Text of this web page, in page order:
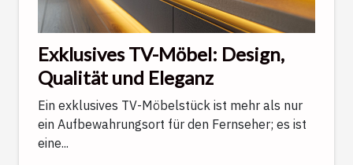
Exklusives TV-Möbel: Design,
Qualität und Eleganz
Ein exklusives TV-Möbelstück ist mehr als nur
ein Aufbewahrungsort für den Fernseher; es ist
eine...